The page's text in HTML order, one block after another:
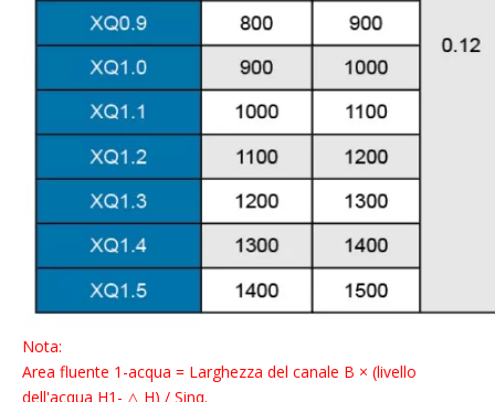
Nota:
Area fluente 1-acqua = Larghezza del canale B × (livello
dell'acqua H1- △ H) / Sinα.